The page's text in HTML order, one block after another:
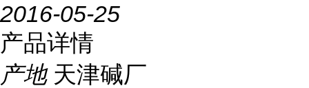
2016-05-25
产品详情
产地 天津碱厂